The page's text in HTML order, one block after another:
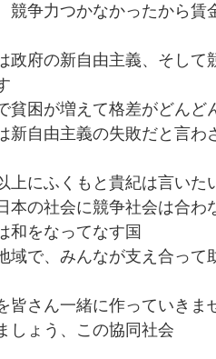
競争力つかなかったから賃
政府の新自由主義、そして
貧困が増えて格差がどんど
新自由主義の失敗だと言わ
上にふくもと貴紀は言いた
本の社会に競争社会は合わ
和をなってなす国
域で、みんなが支え合って
皆さん一緒に作っていきま
しょう、この協同社会